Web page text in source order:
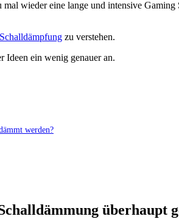
wieder eine lange und intensive Gaming
zu verstehen.
ein wenig genauer an.
werden?
überhaupt